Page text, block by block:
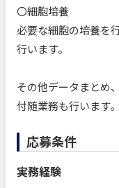
〇細胞培養
必要な細胞の培養を
行います。
その他データまとめ
付随業務も行います。
応募条件
実務経験